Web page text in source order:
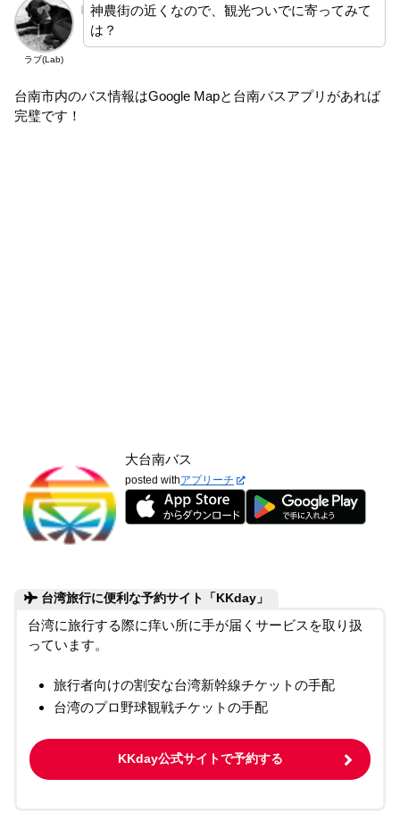
ラブ(Lab)
神農街の近くなので、観光ついでに寄ってみて
は？
台南市内のバス情報はGoogle Mapと台南バスアプリがあれば
完璧です！
大台南バス
posted withアプリーチ
台湾旅行に便利な予約サイト「KKday」
台湾に旅行する際に痒い所に手が届くサービスを取り扱
っています。
旅行者向けの割安な台湾新幹線チケットの手配
台湾のプロ野球観戦チケットの手配
KKday公式サイトで予約する